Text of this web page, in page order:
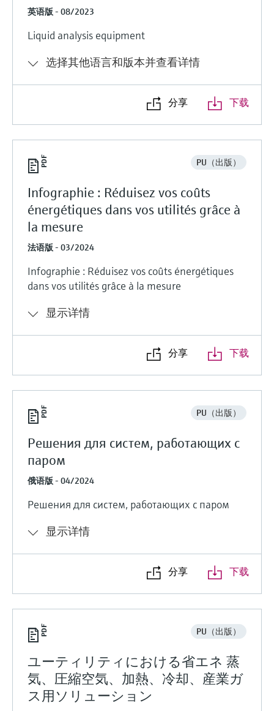
英语版 - 08/2023
Liquid analysis equipment
选择其他语言和版本并查看详情
分享 下载
PU（出版）
Infographie : Réduisez vos coûts
énergétiques dans vos utilités grâce à
la mesure
法语版 - 03/2024
Infographie : Réduisez vos coûts énergétiques
dans vos utilités grâce à la mesure
显示详情
分享 下载
PU（出版）
Решения для систем, работающих с
паром
俄语版 - 04/2024
Решения для систем, работающих с паром
显示详情
分享 下载
PU（出版）
ユーティリティにおける省エネ 蒸
気、圧縮空気、加熱、冷却、産業ガ
ス用ソリューション